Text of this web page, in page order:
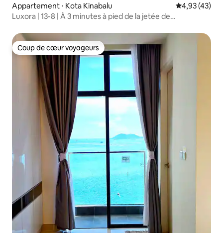
Appartement ⋅ Kota Kinabalu Évaluation
4,93 (43)
Luxora | 13-8 | À 3 minutes à pied de la jetée de
Coup de cœur voyageurs
Coup de cœur voyageurs